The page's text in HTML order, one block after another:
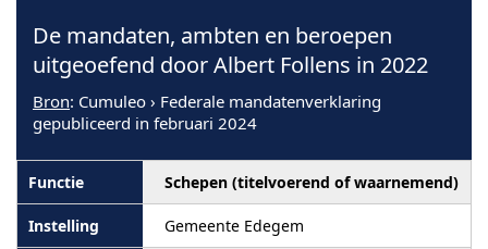
De mandaten, ambten en beroepen
uitgeoefend door Albert Follens in 2022
Bron: Cumuleo › Federale mandatenverklaring
gepubliceerd in februari 2024
Schepen (titelvoerend of waarnemend)
Gemeente Edegem